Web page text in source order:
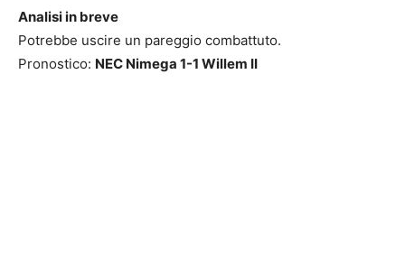
Analisi in breve
Potrebbe uscire un pareggio combattuto.
Pronostico: NEC Nimega 1-1 Willem II